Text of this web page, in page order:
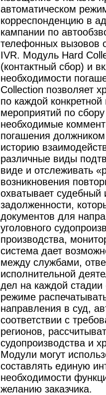
автоматическом
корреспонденцию в
кампании по
телефонных вызовов
IVR. Модуль Hard
(контактный сбор) и
необходимости
Collection позволяет
по каждой
мероприятий по
необходимые
погашения
историю
различные виды
виде и отслеживать
возникновения
охватывает судебный
задолженности,
документов для
уголовного
производства,
система дает
между службами,
исполнительной
дел на каждой стадии
режиме
направления в суд,
соответствии с
регионов,
судопроизводства и
Модули могут
составлять единую
необходимости
желанию заказчика.